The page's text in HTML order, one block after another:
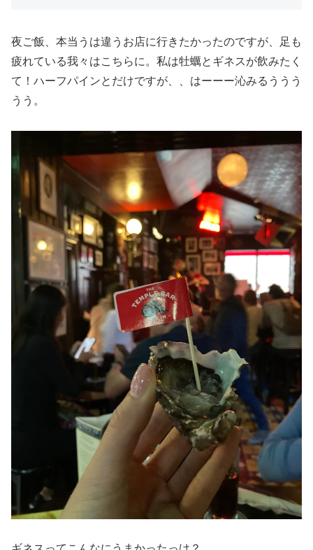
夜ご飯、本当うは違うお店に行きたかったのですが、足も
疲れている我々はこちらに。私は牡蠣とギネスが飲みたく
て！ハーフパインとだけですが、、はーーー沁みるううう
うう。